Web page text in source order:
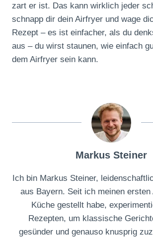
zart er ist. Das kann wirklich jeder
schnapp dir dein Airfryer und wage
Rezept – es ist einfacher, als du
aus – du wirst staunen, wie einfach
dem Airfryer sein kann.
Markus Steiner
Ich bin Markus Steiner,
aus Bayern. Seit ich meinen
Küche gestellt habe,
Rezepten, um klassische
gesünder und genauso knusprig